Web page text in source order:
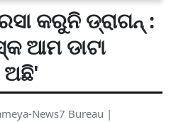
କରୁନି ଡ୍ରାଗନ୍ :
ଆମ ଡାଟା
ଅଛି'
News7 Bureau |